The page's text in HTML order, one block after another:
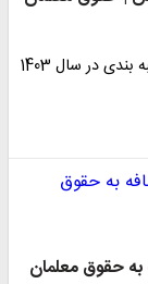
میزان افزایش حقوق معلمان جدید الاستخدامی با رتبه بندی در سال 1403
میلیونی اضافه به حقوق معلمان